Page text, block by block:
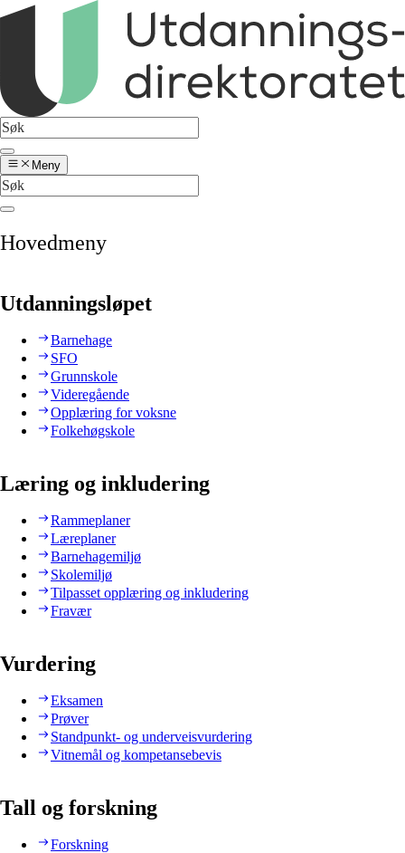
Meny
Hovedmeny
Utdanningsløpet
Barnehage
SFO
Grunnskole
Videregående
Opplæring for voksne
Folkehøgskole
Læring og inkludering
Rammeplaner
Læreplaner
Barnehagemiljø
Skolemiljø
Tilpasset opplæring og inkludering
Fravær
Vurdering
Eksamen
Prøver
Standpunkt- og underveisvurdering
Vitnemål og kompetansebevis
Tall og forskning
Forskning